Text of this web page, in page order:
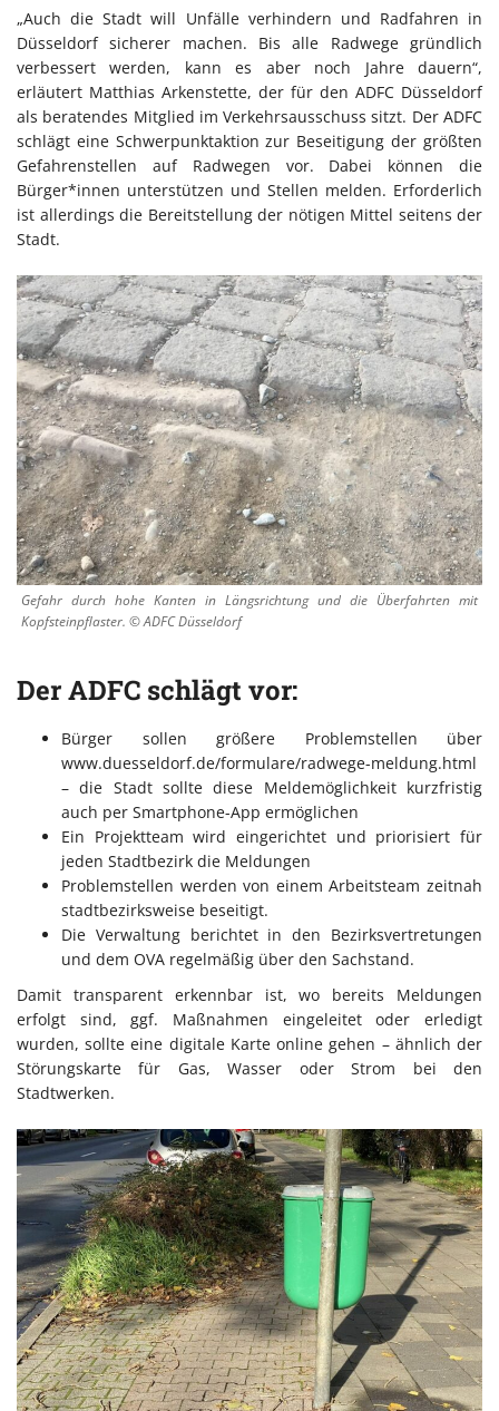
„Auch die Stadt will Unfälle verhindern und Radfahren in
Düsseldorf sicherer machen. Bis alle Radwege gründlich
verbessert werden, kann es aber noch Jahre dauern“,
erläutert Matthias Arkenstette, der für den ADFC Düsseldorf
als beratendes Mitglied im Verkehrsausschuss sitzt. Der ADFC
schlägt eine Schwerpunktaktion zur Beseitigung der größten
Gefahrenstellen auf Radwegen vor. Dabei können die
Bürger*innen unterstützen und Stellen melden. Erforderlich
ist allerdings die Bereitstellung der nötigen Mittel seitens der
Stadt.
Gefahr durch hohe Kanten in Längsrichtung und die Überfahrten mit
Kopfsteinpflaster. © ADFC Düsseldorf
Der ADFC schlägt vor:
Bürger sollen größere Problemstellen über
www.duesseldorf.de/formulare/radwege-meldung.html
– die Stadt sollte diese Meldemöglichkeit kurzfristig
auch per Smartphone-App ermöglichen
Ein Projektteam wird eingerichtet und priorisiert für
jeden Stadtbezirk die Meldungen
Problemstellen werden von einem Arbeitsteam zeitnah
stadtbezirksweise beseitigt.
Die Verwaltung berichtet in den Bezirksvertretungen
und dem OVA regelmäßig über den Sachstand.
Damit transparent erkennbar ist, wo bereits Meldungen
erfolgt sind, ggf. Maßnahmen eingeleitet oder erledigt
wurden, sollte eine digitale Karte online gehen – ähnlich der
Störungskarte für Gas, Wasser oder Strom bei den
Stadtwerken.